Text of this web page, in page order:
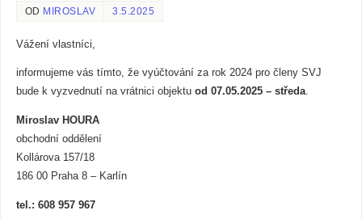
OD MIROSLAV 3.5.2025
Vážení vlastníci,
informujeme vás tímto, že vyúčtování za rok 2024 pro členy SVJ
bude k vyzvednutí na vrátnici objektu od 07.05.2025 – středa.
Miroslav HOURA
obchodní oddělení
Kollárova 157/18
186 00 Praha 8 – Karlín
tel.: 608 957 967